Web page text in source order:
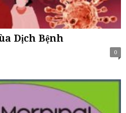
Dịch Bệnh
0